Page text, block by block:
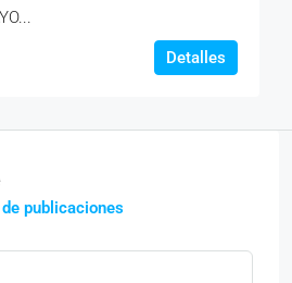
Detalles
publicaciones